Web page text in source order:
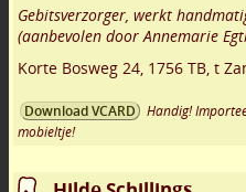
Gebitsverzorger, werkt
(aanbevolen door Annemarie
Korte Bosweg 24 1756 TB t
Download VCARD
Handig!
mobieltje!